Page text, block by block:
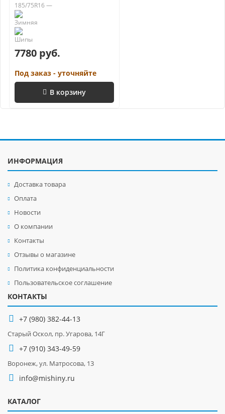
185/75R16 —
7780 руб.
Под заказ - уточняйте
В корзину
ИНФОРМАЦИЯ
Доставка товара
Оплата
Новости
О компании
Контакты
Отзывы о магазине
Политика конфиденциальности
Пользовательское соглашение
КОНТАКТЫ
+7 (980) 382-44-13
Старый Оскол, пр. Угарова, 14Г
+7 (910) 343-49-59
Воронеж, ул. Матросова, 13
info@mishiny.ru
КАТАЛОГ